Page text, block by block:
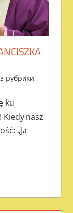
рубрики
ku
Kiedy nasz
„Ja